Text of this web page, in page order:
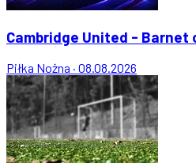
Cambridge United - Barnet
Piłka Nożna · 08.08.2026